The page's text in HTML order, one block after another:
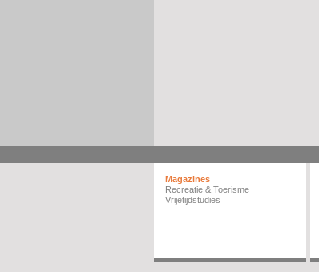
Magazines
Recreatie & Toerisme
Vrijetijdstudies